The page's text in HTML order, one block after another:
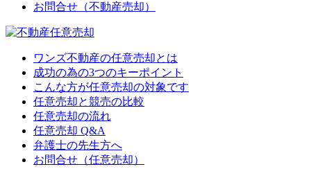
お問合せ（不動産売却）
ワンズ不動産の任意売却とは
成功の為の3つのキーポイント
こんな方が任意売却の対象です
任意売却と競売の比較
任意売却の流れ
任意売却 Q&A
弁護士の先生方へ
お問合せ（任意売却）